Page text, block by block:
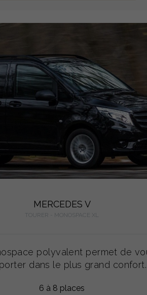
MERCEDES V
TOURER - MONOSPACE XL
polyvalent permet de
dans le plus grand confort.
6 à 8 places